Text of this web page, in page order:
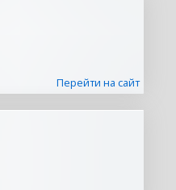
Перейти на сайт